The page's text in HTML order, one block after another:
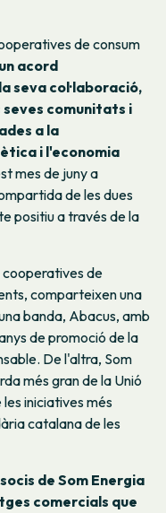
de consum
acord
seva col·laboració,
comunitats i
a la
i l'economia
mes de juny a
de les dues
positiu a través de la
cooperatives de
comparteixen una
banda, Abacus, amb
de promoció de la
De l'altra, Som
més gran de la Unió
les iniciatives més
catalana de les
de Som Energia
comercials que